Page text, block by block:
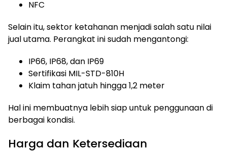
NFC
Selain itu, sektor ketahanan menjadi salah satu nilai
jual utama. Perangkat ini sudah mengantongi:
IP66, IP68, dan IP69
Sertifikasi MIL-STD-810H
Klaim tahan jatuh hingga 1,2 meter
Hal ini membuatnya lebih siap untuk penggunaan di
berbagai kondisi.
Harga dan Ketersediaan